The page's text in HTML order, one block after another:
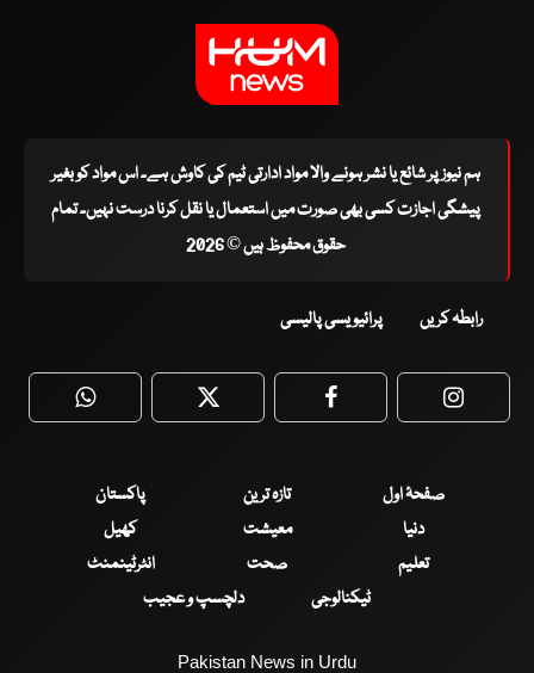
ہم نیوز پر شائع یا نشر ہونے والا مواد ادارتی ٹیم کی کاوش ہے۔ اس مواد کو بغیر
پیشگی اجازت کسی بھی صورت میں استعمال یا نقل کرنا درست نہیں۔ تمام
حقوق محفوظ ہیں © 2026
رابطہ کریں پرائیویسی پالیسی
WhatsApp Twitter Facebook
صفحۂ اول تازہ ترین
پاکستان
دنیا
معیشت
کھیل
تعلیم
صحت
انٹرٹینمنٹ
ٹیکنالوجی
دلچسپ و عجیب
Pakistan News in Urdu